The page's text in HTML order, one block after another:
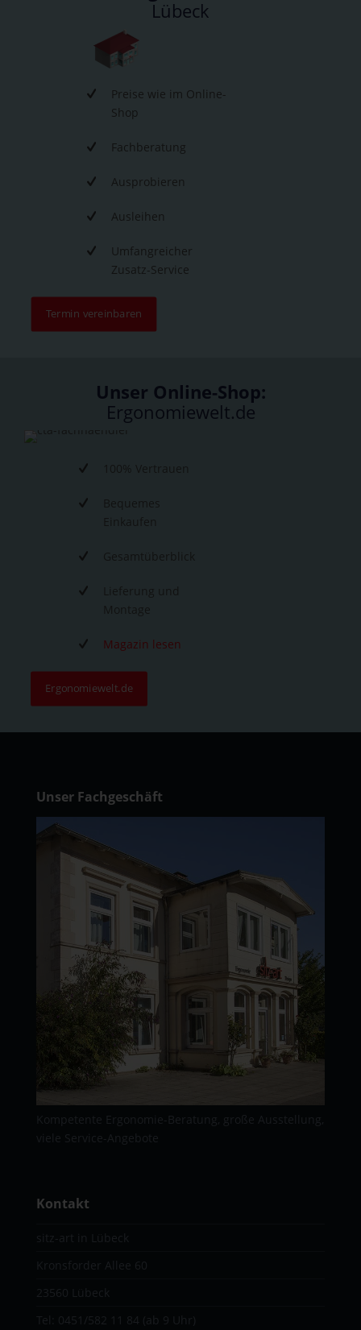
Lübeck
Preise wie im Online-
Shop
Fachberatung
Ausprobieren
Ausleihen
Umfangreicher
Zusatz-Service
Termin vereinbaren
Unser Online-Shop:
Ergonomiewelt.de
100% Vertrauen
Bequemes
Einkaufen
Gesamtüberblick
Lieferung und
Montage
Magazin lesen
Ergonomiewelt.de
Unser Fachgeschäft
Kompetente Ergonomie-Beratung, große Ausstellung,
viele Service-Angebote
Kontakt
sitz-art in Lübeck
Kronsforder Allee 60
23560 Lübeck
Tel:
0451/582 11 84 (ab 9 Uhr)